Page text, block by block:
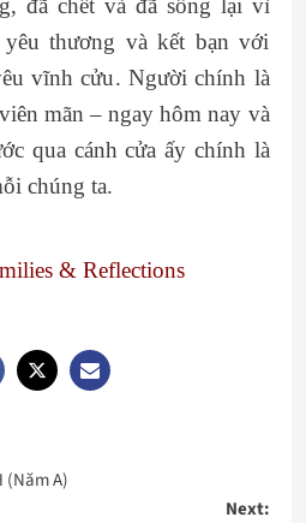
thương và kết bạn với
vĩnh cửu. Người chính là
mãn – ngay hôm nay và
qua cánh cửa ấy chính là
chúng ta.
& Reflections
(Năm A)
Next: